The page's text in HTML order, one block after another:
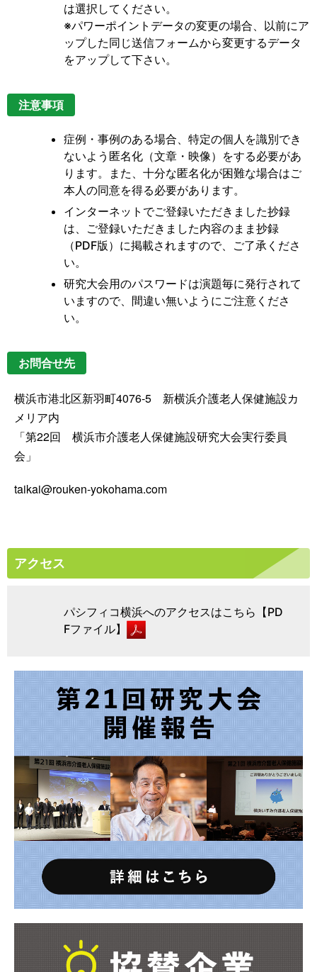
は選択してください。
※パワーポイントデータの変更の場合、以前にア
ップした同じ送信フォームから変更するデータ
をアップして下さい。
注意事項
症例・事例のある場合、特定の個人を識別でき
ないよう匿名化（文章・映像）をする必要があ
ります。また、十分な匿名化が困難な場合はご
本人の同意を得る必要があります。
インターネットでご登録いただきました抄録
は、ご登録いただきました内容のまま抄録
（PDF版）に掲載されますので、ご了承くださ
い。
研究大会用のパスワードは演題毎に発行されて
いますので、間違い無いようにご注意くださ
い。
お問合せ先
横浜市港北区新羽町4076‐5 新横浜介護老人保健施設カ
メリア内
「第22回 横浜市介護老人保健施設研究大会実行委員
会」
taikai@rouken-yokohama.com
アクセス
パシフィコ横浜へのアクセスはこちら【PD
Fファイル】